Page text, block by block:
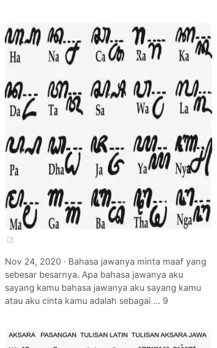
Nov 24, 2020 · Bahasa jawanya minta maaf yang
sebesar besarnya. Apa bahasa jawanya aku
sayang kamu bahasa jawanya aku sayang kamu
atau aku cinta kamu adalah sebagai … 9